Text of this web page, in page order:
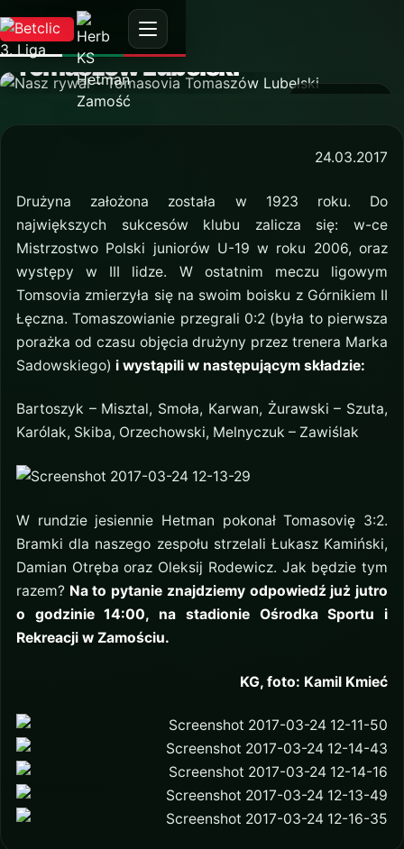
AKTUALNOŚĆ
Nasz rywal – Tomasovia
Tomaszów Lubelski
24.03.2017
Drużyna założona została w 1923 roku. Do
największych sukcesów klubu zalicza się: w-ce
Mistrzostwo Polski juniorów U-19 w roku 2006, oraz
występy w III lidze. W ostatnim meczu ligowym
Tomsovia zmierzyła się na swoim boisku z Górnikiem II
Łęczna. Tomaszowianie przegrali 0:2 (była to pierwsza
porażka od czasu objęcia drużyny przez trenera Marka
Sadowskiego) i wystąpili w następującym składzie:
Bartoszyk – Misztal, Smoła, Karwan, Żurawski – Szuta,
Karólak, Skiba, Orzechowski, Melnyczuk – Zawiślak
W rundzie jesiennie Hetman pokonał Tomasovię 3:2.
Bramki dla naszego zespołu strzelali Łukasz Kamiński,
Damian Otręba oraz Oleksij Rodewicz. Jak będzie tym
razem? Na to pytanie znajdziemy odpowiedź już jutro
o godzinie 14:00, na stadionie Ośrodka Sportu i
Rekreacji w Zamościu.
KG, foto: Kamil Kmieć